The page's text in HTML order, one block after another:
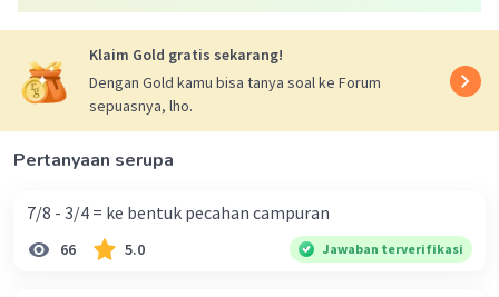
Klaim Gold gratis sekarang!
Dengan Gold kamu bisa tanya soal ke Forum
sepuasnya, lho.
Pertanyaan serupa
7/8 - 3/4 = ke bentuk pecahan campuran
66 5.0 Jawaban terverifikasi